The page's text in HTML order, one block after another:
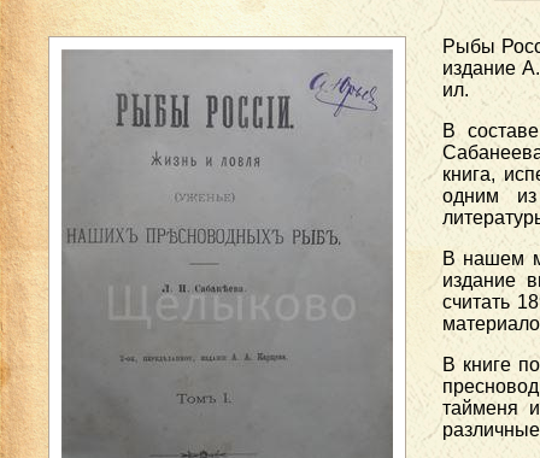
Рыбы
издание
ил.
В
книга,
одним
В нашем
издание
считать
В книге
тайменя